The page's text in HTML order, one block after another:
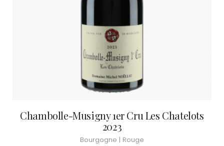
Chambolle-Musigny 1er Cru Les Chatelots
2023
Bourgogne | Rouge